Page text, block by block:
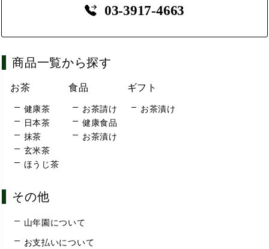
03-3917-4663
商品一覧から探す
お茶
健康茶
日本茶
抹茶
玄米茶
ほうじ茶
食品
お茶請け
健康食品
お茶漬け
ギフト
お茶漬け
その他
山年園について
お支払いについて